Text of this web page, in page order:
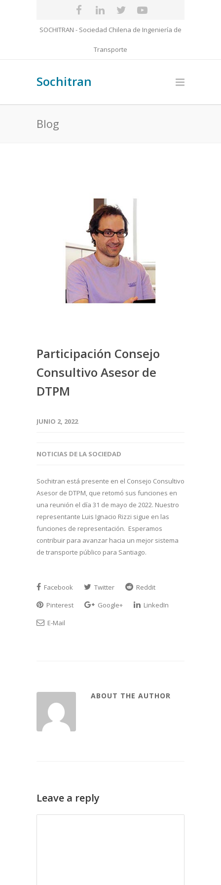
SOCHITRAN - Sociedad Chilena de Ingeniería de
Transporte
Sochitran
Blog
Participación Consejo
Consultivo Asesor de
DTPM
JUNIO 2, 2022
NOTICIAS DE LA SOCIEDAD
Sochitran está presente en el Consejo Consultivo
Asesor de DTPM, que retomó sus funciones en
una reunión el día 31 de mayo de 2022. Nuestro
representante Luis Ignacio Rizzi sigue en las
funciones de representación. Esperamos
contribuir para avanzar hacia un mejor sistema
de transporte público para Santiago.
Facebook Twitter
Reddit
Pinterest
Google+
LinkedIn
E-Mail
ABOUT THE AUTHOR
Leave a reply